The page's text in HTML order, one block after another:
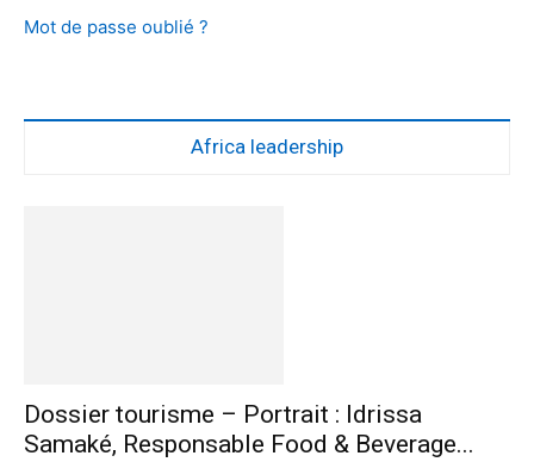
Mot de passe oublié ?
Africa leadership
Dossier tourisme – Portrait : Idrissa
Samaké, Responsable Food & Beverage...